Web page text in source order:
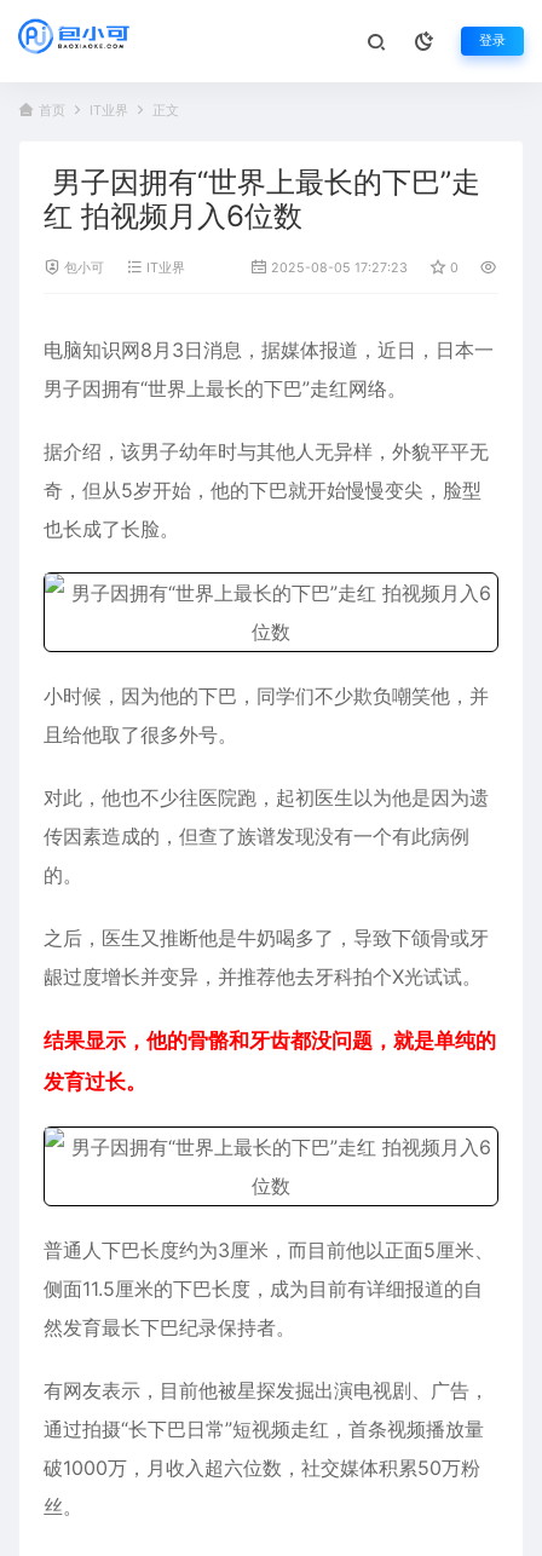
登录
首页 IT业界 正文
男子因拥有“世界上最长的下巴”走
红 拍视频月入6位数
包小可 IT业界 2025-08-05 17:27:23 0
电脑知识网8月3日消息，据媒体报道，近日，日本一
男子因拥有“世界上最长的下巴”走红网络。
据介绍，该男子幼年时与其他人无异样，外貌平平无
奇，但从5岁开始，他的下巴就开始慢慢变尖，脸型
也长成了长脸。
小时候，因为他的下巴，同学们不少欺负嘲笑他，并
且给他取了很多外号。
对此，他也不少往医院跑，起初医生以为他是因为遗
传因素造成的，但查了族谱发现没有一个有此病例
的。
之后，医生又推断他是牛奶喝多了，导致下颌骨或牙
龈过度增长并变异，并推荐他去牙科拍个X光试试。
结果显示，他的骨骼和牙齿都没问题，就是单纯的
发育过长。
普通人下巴长度约为3厘米，而目前他以正面5厘米、
侧面11.5厘米的下巴长度，成为目前有详细报道的自
然发育最长下巴纪录保持者。
有网友表示，目前他被星探发掘出演电视剧、广告，
通过拍摄“长下巴日常”短视频走红，首条视频播放量
破1000万，月收入超六位数，社交媒体积累50万粉
丝。